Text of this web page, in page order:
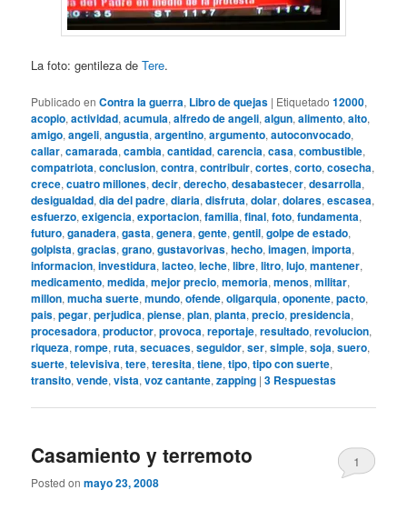
La foto: gentileza deTere.
Publicado en Contra la guerra, Libro de quejas | Etiquetado 12000,
acopio,actividad,acumula,alfredo de angeli,algun,alimento,alto,
amigo,angeli,angustia,argentino,argumento,autoconvocado,
callar,camarada,cambia,cantidad,carencia,casa,combustible,
compatriota,conclusion,contra,contribuir,cortes,corto,cosecha,
crece,cuatro millones,decir,derecho,desabastecer,desarrolla,
desigualdad,dia del padre,diaria,disfruta,dolar,dolares,escasea,
esfuerzo,exigencia,exportacion,familia,final,foto,fundamenta,
futuro,ganadera,gasta,genera,gente,gentil,golpe de estado,
golpista,gracias,grano,gustavorivas,hecho,imagen,importa,
informacion,investidura,lacteo,leche,libre,litro,lujo,mantener,
medicamento,medida,mejor precio,memoria,menos,militar,
millon,mucha suerte,mundo,ofende,oligarquia,oponente,pacto,
pais,pegar,perjudica,piense,plan,planta,precio,presidencia,
procesadora,productor,provoca,reportaje,resultado,revolucion,
riqueza,rompe,ruta,secuaces,seguidor,ser,simple,soja,suero,
suerte,televisiva,tere,teresita,tiene,tipo,tipo con suerte,
transito,vende,vista,voz cantante,zapping |3 Respuestas
Casamiento y terremoto
Posted onmayo 23, 2008
1